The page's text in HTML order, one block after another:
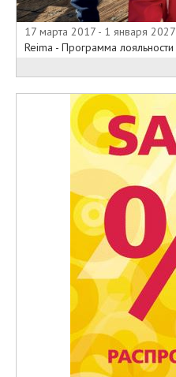
17 марта 2017 - 1 января 2027
Reima - Программа лояльности